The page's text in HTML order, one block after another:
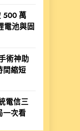
500 萬
電池與固
術神助
間縮短
電信三
一次看